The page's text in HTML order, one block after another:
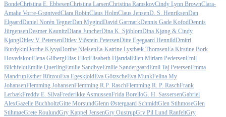
BondeChristina E. EbbesenChristina LarsenChristina RamskovCindy Lynn BrownClara-
Amalie Vorre-GrøntvedClara RobinClaus HolmClaus JensenD. S. HenriksenDan
ElgaardDaniel Norén TegnerDan MygindDavid GarmarkDennis Gade KofodDennis
JürgensenDesmer KaunitzDiana JuncherDina K. SjöblomDina Kjøng & Cindy
KjøngDitlev V. PetersenDitlev Viðstein PetersenDitte Egegaard HennildDmitri
BurdykinDorthe KlyvøDorthe NielsenEa-Katrine Lystbæk ThomsenEa Kirstine Bork
HovedskouElena GilbergElias EliotElisabeth HjartdalEllen Miriam PedersenEmil
BlichfeldtEmilie QuerlingEmilie SandbyeEmilie SøndergaardEmil Taj PetersenEmma
MandrupEsther RützouEva EgeskjoldEva GötzscheEva MunkFelina My
JohansenFlemming JohansenFlemming R.P. RaschFlemming R. P. RaschFrank
LerbækFreddy E. SilvaFrederikke AsmussenFrida BorelloG. H. SassersenGabriel
AlexGazelle BuchholtzGitte MorsundGlenn Østergaard SchmidtGlen StihmoseGlen
StihmøeGrete RoulundGry Kappel JensenGry OustrupGry Pil Lund RanfeltGry